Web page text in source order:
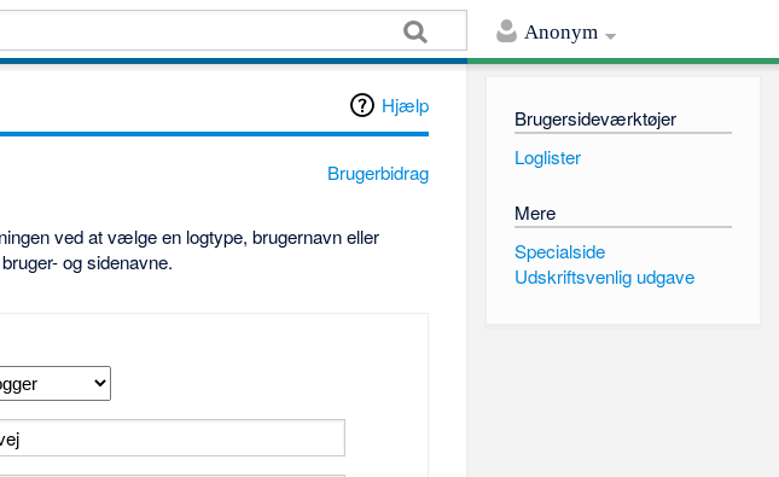
Anonym
Hjælp
Brugerbidrag
ved at vælge en logtype, brugernavn eller
og sidenavne.
Brugersideværktøjer
Loglister
Mere
Specialside
Udskriftsvenlig udgave